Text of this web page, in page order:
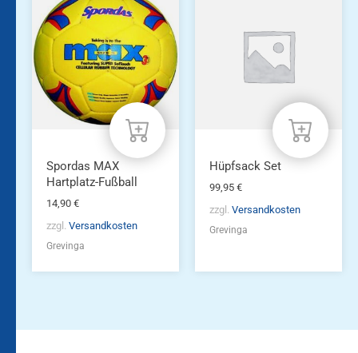
Spordas MAX
Hartplatz-Fußball
14,90 €
zzgl. Versandkosten
Grevinga
Hüpfsack Set
99,95 €
zzgl. Versandkosten
Grevinga